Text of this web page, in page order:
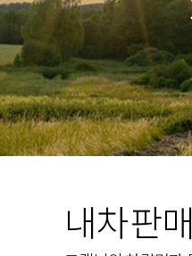
내차판